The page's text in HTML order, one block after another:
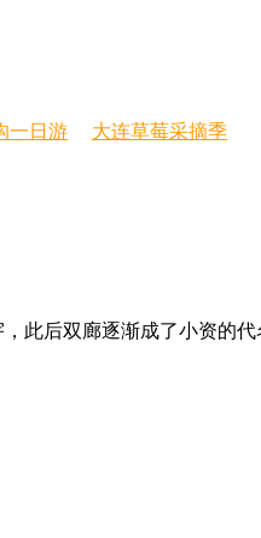
一日游
大连草莓采摘季
此后双廊逐渐成了小资的